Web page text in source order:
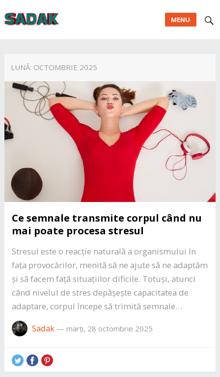
MENU
LUNĂ: OCTOMBRIE 2025
Ce semnale transmite corpul când nu
mai poate procesa stresul
Stresul este o reacție naturală a organismului în
fața provocărilor, menită să ne ajute să ne adaptăm
și să facem față situațiilor dificile. Totuși, atunci
când nivelul de stres depășește capacitatea de
adaptare, corpul începe să trimită semnale…
Sadak— marți, 28 octombrie 2025